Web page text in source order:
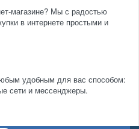
магазине? Мы с радостью
в интернете простыми и
удобным для вас способом:
сети и мессенджеры.